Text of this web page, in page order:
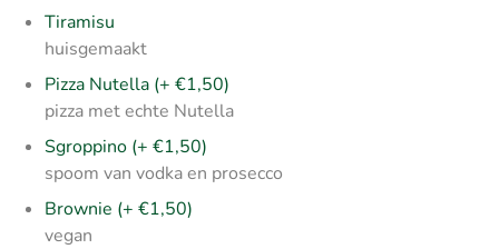
Tiramisu
huisgemaakt
Pizza Nutella (+ €1,50)
pizza met echte Nutella
Sgroppino (+ €1,50)
spoom van vodka en prosecco
Brownie (+ €1,50)
vegan